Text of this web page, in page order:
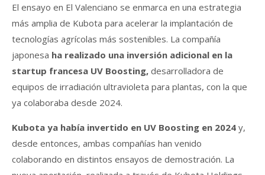
El ensayo en El Valenciano se enmarca en una estrategia
más amplia de Kubota para acelerar la implantación de
tecnologías agrícolas más sostenibles. La compañía
japonesa ha realizado una inversión adicional en la
startup francesa UV Boosting, desarrolladora de
equipos de irradiación ultravioleta para plantas, con la que
ya colaboraba desde 2024.
Kubota ya había invertido en UV Boosting en 2024 y,
desde entonces, ambas compañías han venido
colaborando en distintos ensayos de demostración. La